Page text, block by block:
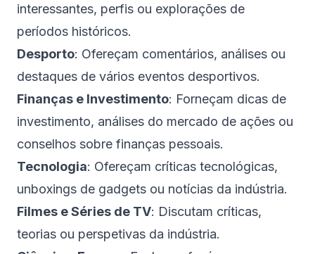
interessantes, perfis ou explorações de
períodos históricos.
Desporto: Ofereçam comentários, análises ou
destaques de vários eventos desportivos.
Finanças e Investimento: Forneçam dicas de
investimento, análises do mercado de ações ou
conselhos sobre finanças pessoais.
Tecnologia: Ofereçam críticas tecnológicas,
unboxings de gadgets ou notícias da indústria.
Filmes e Séries de TV: Discutam críticas,
teorias ou perspetivas da indústria.